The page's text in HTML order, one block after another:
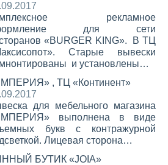
рекламное
для сети
«BURGER KING». В ТЦ
Старые вывески
и установлены…
, ТЦ «Континент»
для мебельного магазина
выполнена в виде
букв с контражурной
Лицевая сторона…
БУТИК «JOIA»